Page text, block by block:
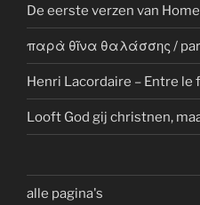
De eerste verzen van
παρὰ θῖνα θαλάσσης /
Henri Lacordaire – Entre le
Looft God gij christnen,
alle pagina's